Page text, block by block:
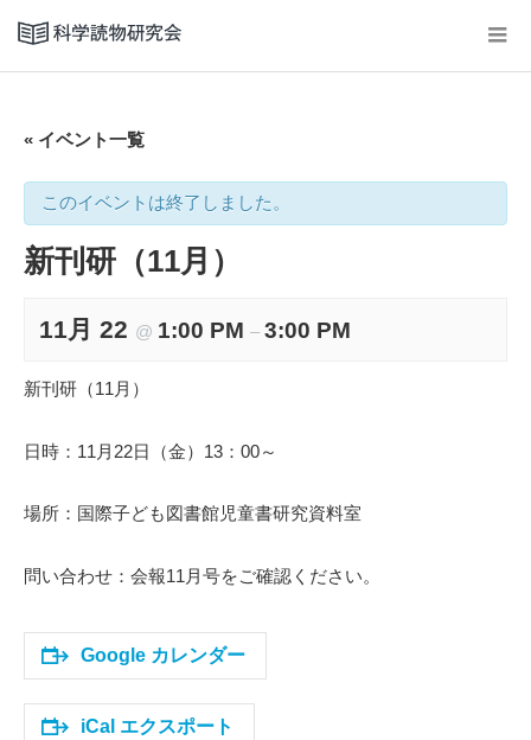
« イベント一覧
このイベントは終了しました。
新刊研（11月）
11月 22 @ 1:00 PM – 3:00 PM
新刊研（11月）
日時：11月22日（金）13：00～
場所：国際子ども図書館児童書研究資料室
問い合わせ：会報11月号をご確認ください。
Google カレンダー
iCal エクスポート